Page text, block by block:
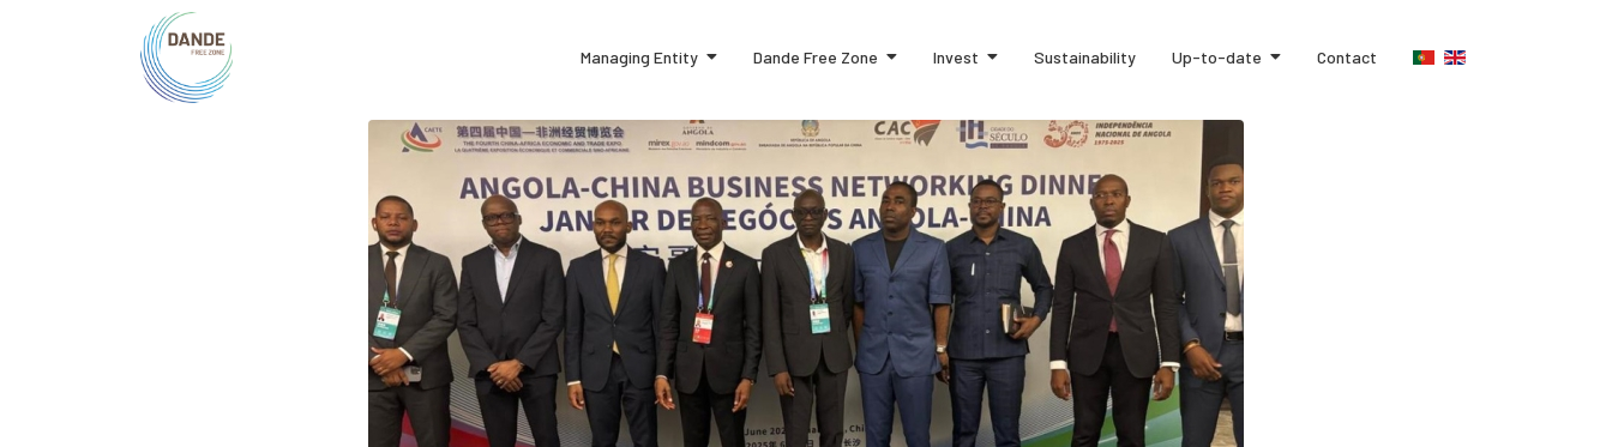
Managing Entity Dande Free Zone Invest Sustainability Up-to-date Contact